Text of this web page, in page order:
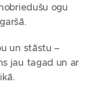
ogu
un stāstu –
jau tagad un ar